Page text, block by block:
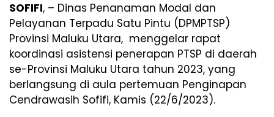
SOFIFI, – Dinas Penanaman Modal dan
Pelayanan Terpadu Satu Pintu (DPMPTSP)
Provinsi Maluku Utara, menggelar rapat
koordinasi asistensi penerapan PTSP di daerah
se-Provinsi Maluku Utara tahun 2023, yang
berlangsung di aula pertemuan Penginapan
Cendrawasih Sofifi, Kamis (22/6/2023).